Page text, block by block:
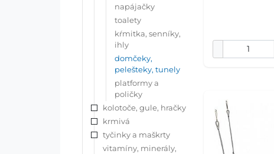
napájačky
toalety
kŕmitka, senníky,
ihly
domčeky,
pelešteky, tunely
platformy a
poličky
kolotoče, gule, hračky
krmivá
tyčinky a maškrty
vitamíny, minerály,